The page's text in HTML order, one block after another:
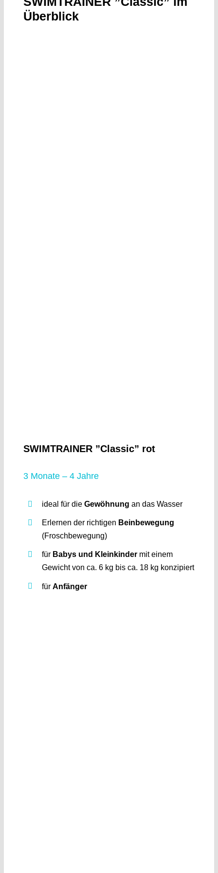
Überblick
SWIMTRAINER ”Classic” rot
3 Monate – 4 Jahre
ideal für dieGewöhnung an das Wasser
Erlernen der richtigen Beinbewegung
(Froschbewegung)
für Babys und Kleinkinder mit einem
Gewicht von ca. 6 kg bis ca. 18 kg konzipiert
fürAnfänger